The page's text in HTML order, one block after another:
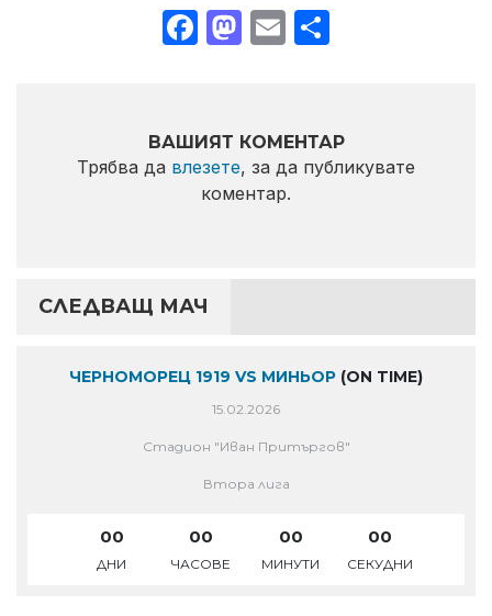
Facebook
Mastodon
Email
ВАШИЯТ КОМЕНТАР
Трябва да влезете, за да публикувате
коментар.
СЛЕДВАЩ МАЧ
ЧЕРНОМОРЕЦ 1919 VS МИНЬОР (ON TIME)
15.02.2026
Стадион "Иван Притъргов"
Втора лига
00
ДНИ
00
ЧАСОВЕ
00
МИНУТИ
00
СЕКУДНИ